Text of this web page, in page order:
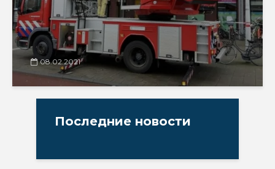
08.02.2021
Последние новости